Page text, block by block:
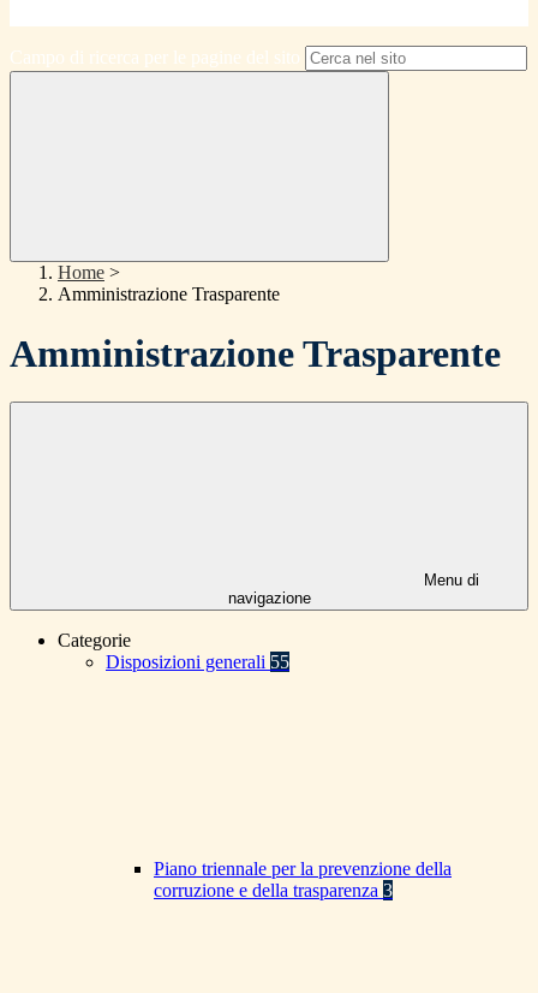
Campo di ricerca per le pagine del sito
Home >
Amministrazione Trasparente
Amministrazione Trasparente
Menu di
navigazione
Categorie
Disposizioni generali 55
Piano triennale per la prevenzione della
corruzione e della trasparenza 3